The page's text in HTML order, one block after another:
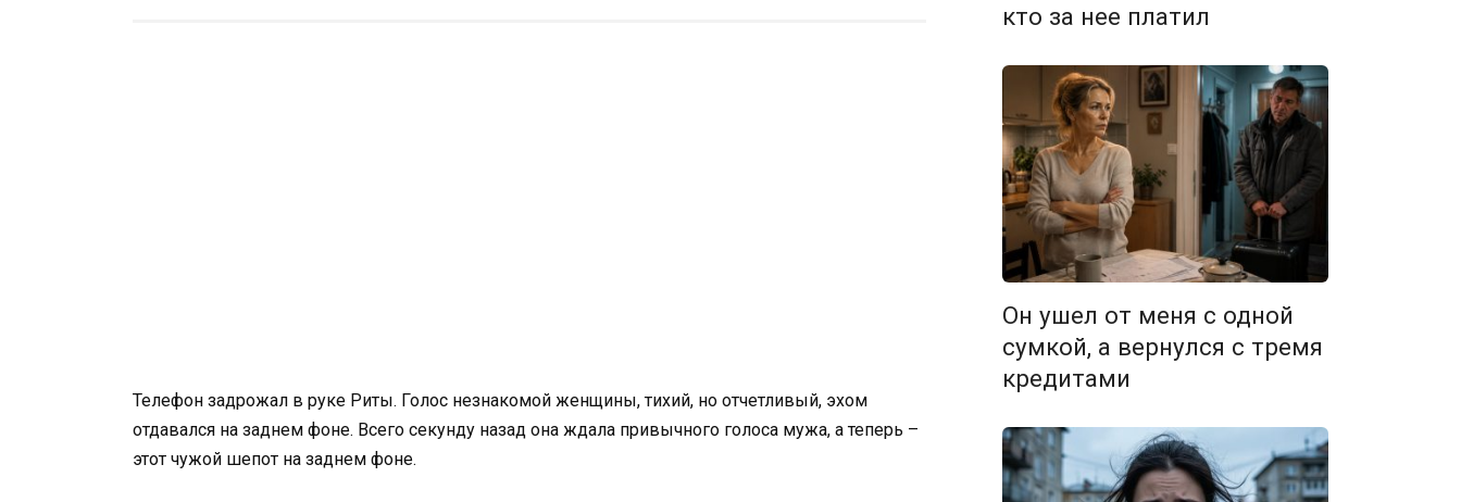
Телефон задрожал в руке Риты. Голос незнакомой женщины, тихий, но отчетливый, эхом
отдавался на заднем фоне. Всего секунду назад она ждала привычного голоса мужа, а теперь –
этот чужой шепот на заднем фоне.
кто за нее платил
Он ушел от меня с одной
сумкой, а вернулся с тремя
кредитами